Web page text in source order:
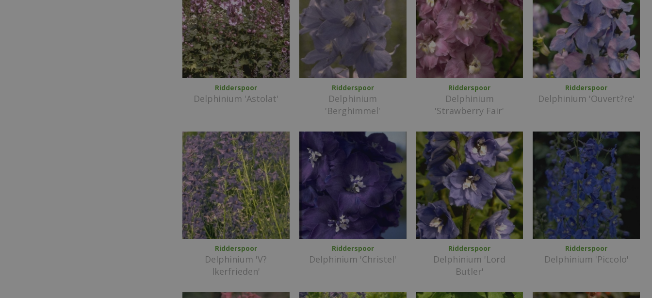
Ridderspoor
Delphinium 'Astolat'
Ridderspoor
Delphinium
'Berghimmel'
Ridderspoor
Delphinium
'Strawberry Fair'
Ridderspoor
Delphinium 'Ouvert?re'
Ridderspoor
Delphinium 'V?
lkerfrieden'
Ridderspoor
Delphinium 'Christel'
Ridderspoor
Delphinium 'Lord
Butler'
Ridderspoor
Delphinium 'Piccolo'